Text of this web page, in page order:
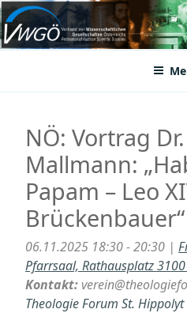
Zum
Inhalt
springenVWGÖ
Federation of Austrian Scientific
NÖ: Vortrag
Mallmann:
Papam – Leo
Brückenbauer“
06.11.2025 18:30 - 20:30 |
Pfarrsaal, Rathausplatz
Kontakt:
Theologie Forum St. Hippolyt